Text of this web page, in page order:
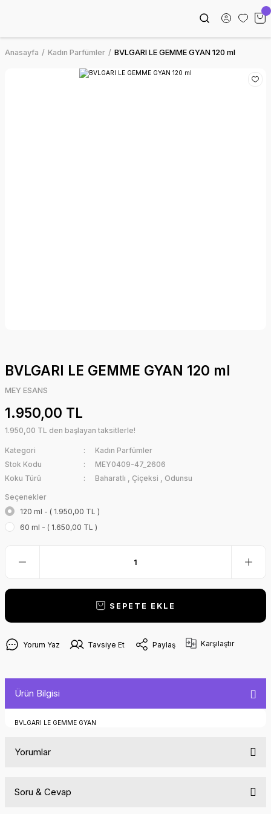
Anasayfa Kadın Parfümler BVLGARI LE GEMME GYAN 120 ml
BVLGARI LE GEMME GYAN 120 ml
MEY ESANS
1.950,00 TL
1.950,00 TL den başlayan taksitlerle!
Kategori
Kadın Parfümler
Stok Kodu
MEY0409-47_2606
Koku Türü
Baharatlı , Çiçeksi , Odunsu
Seçenekler
120 ml - ( 1.950,00 TL )
60 ml - ( 1.650,00 TL )
SEPETE EKLE
Yorum Yaz Tavsiye Et Paylaş Karşılaştır
Ürün Bilgisi
BVLGARI LE GEMME GYAN
Yorumlar
Soru & Cevap